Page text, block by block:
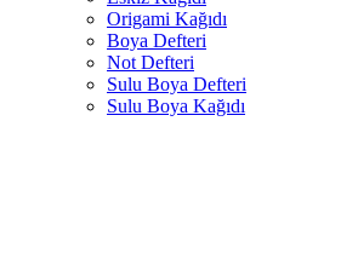
Origami Kağıdı
Boya Defteri
Not Defteri
Sulu Boya Defteri
Sulu Boya Kağıdı